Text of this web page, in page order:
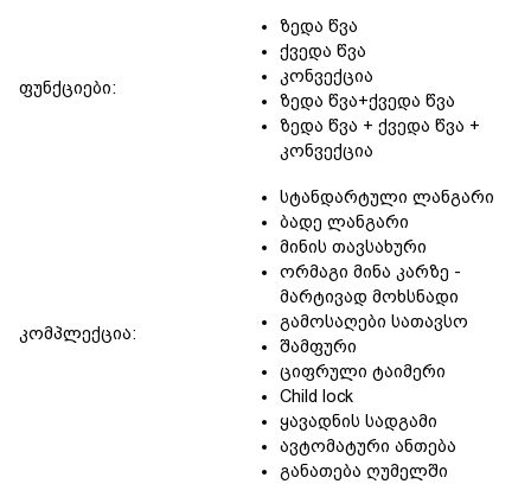
ფუნქციები:
ზედა წვა
ქვედა წვა
კონვექცია
ზედა წვა+ქვედა წვა
ზედა წვა + ქვედა წვა +
კონვექცია
კომპლექცია:
სტანდარტული ლანგარი
ბადე ლანგარი
მინის თავსახური
ორმაგი მინა კარზე -
მარტივად მოხსნადი
გამოსაღები სათავსო
შამფური
ციფრული ტაიმერი
Child lock
ყავადნის სადგამი
ავტომატური ანთება
განათება ღუმელში